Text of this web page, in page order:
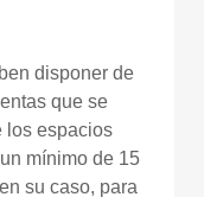
disponer de
que se
los espacios
mínimo de 15
su caso, para